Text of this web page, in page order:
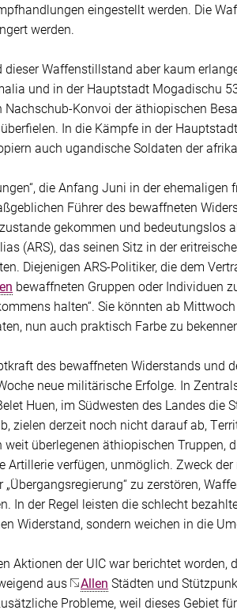
eingestellt werden. Die
werden.
Waffenstillstand aber kaum
und in der Hauptstadt Mogadischu
Nachschub-Konvoi der äthiopischen
In die Kämpfe in der
auch ugandische Soldaten der
die Anfang Juni in der
Führer des bewaffneten
gekommen und bedeutungslos
(ARS), das seinen Sitz in der
Diejenigen ARS-Politiker, die dem
bewaffneten Gruppen oder Individuen
halten“. Sie könnten ab
nun auch praktisch Farbe zu
des bewaffneten Widerstands und
neue militärische Erfolge. In
Huen, im Südwesten des Landes die
zielen derzeit noch nicht darauf ab,
überlegenen äthiopischen Truppen,
Artillerie verfügen, unmöglich. Zweck
„Übergangsregierung“ zu zerstören,
In der Regel leisten die schlecht
Widerstand, sondern weichen in die
Aktionen der UIC war berichtet
aus
Allen Städten und
Probleme, weil dieses Gebiet